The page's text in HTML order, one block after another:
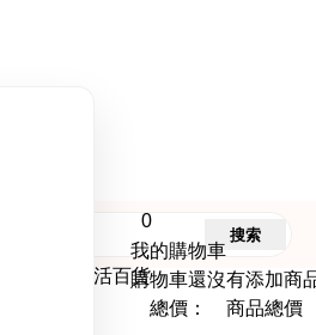
0
我的購物車
購物車還沒有添加商
總價： 商品總價
搜索